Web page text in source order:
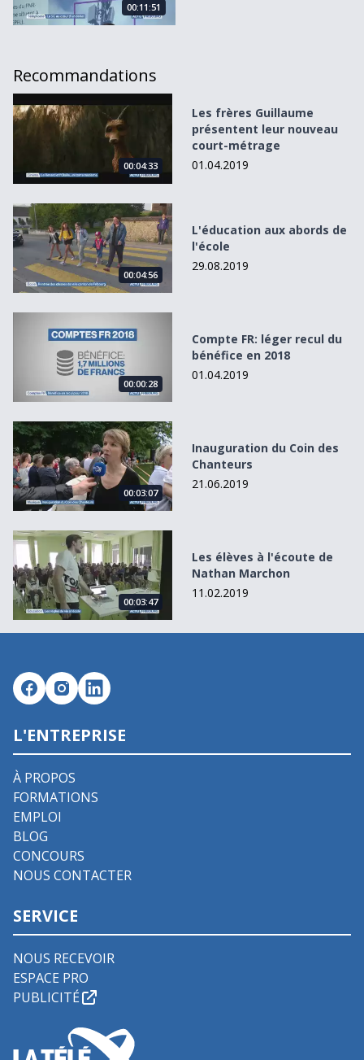
00:11:51
Recommandations
Les frères Guillaume présentent leur nouveau court-
00:04:33
Les frères Guillaume
présentent leur nouveau
court-métrage
01.04.2019
L&#039;éducation aux abords de l&#039;école
00:04:56
L'éducation aux abords de
l'école
29.08.2019
00:00:28
Compte FR: léger recul du
bénéfice en 2018
01.04.2019
Inauguration du Coin des Chanteurs
00:03:07
Inauguration du Coin des
Chanteurs
21.06.2019
Les élèves à l&#039;écoute de Nathan Marchon
00:03:47
Les élèves à l'écoute de
Nathan Marchon
11.02.2019
L'ENTREPRISE
À PROPOS
FORMATIONS
EMPLOI
BLOG
CONCOURS
NOUS CONTACTER
SERVICE
NOUS RECEVOIR
ESPACE PRO
PUBLICITÉ